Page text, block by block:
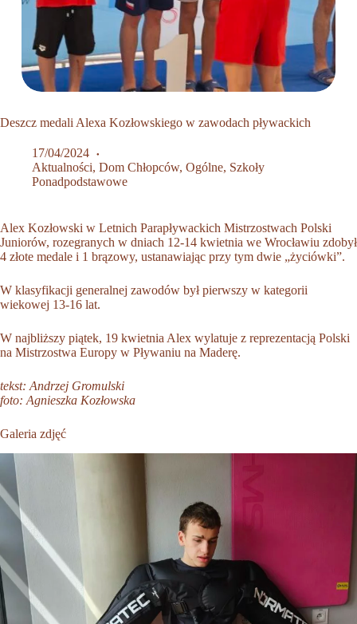
Deszcz medali Alexa Kozłowskiego w zawodach pływackich
17/04/2024
Aktualności, Dom Chłopców, Ogólne, Szkoły
Ponadpodstawowe
Alex Kozłowski w Letnich Parapływackich Mistrzostwach Polski
Juniorów, rozegranych w dniach 12-14 kwietnia we Wrocławiu zdobył
4 złote medale i 1 brązowy, ustanawiając przy tym dwie „życiówki”.
W klasyfikacji generalnej zawodów był pierwszy w kategorii
wiekowej 13-16 lat.
W najbliższy piątek, 19 kwietnia Alex wylatuje z reprezentacją Polski
na Mistrzostwa Europy w Pływaniu na Maderę.
tekst: Andrzej Gromulski
foto: Agnieszka Kozłowska
Galeria zdjęć